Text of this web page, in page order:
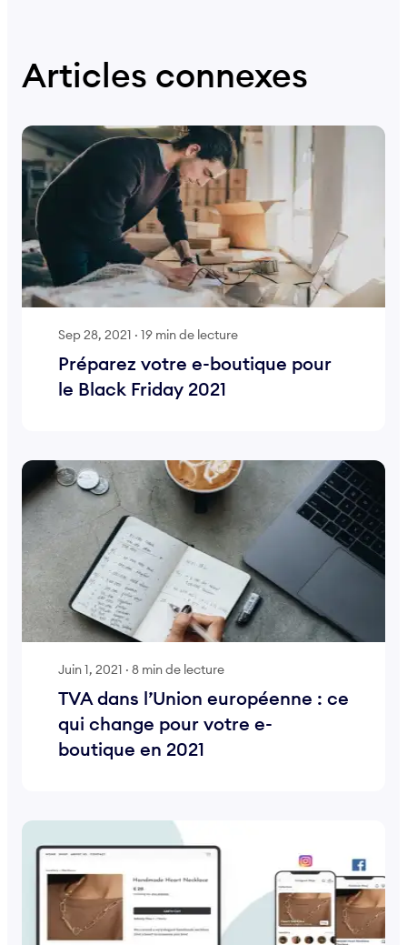
Articles connexes
Sep 28, 2021 · 19 min de lecture
Préparez votre e-boutique pour
le Black Friday 2021
Juin 1, 2021 · 8 min de lecture
TVA dans l’Union européenne : ce
qui change pour votre e-
boutique en 2021